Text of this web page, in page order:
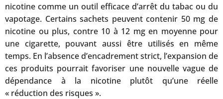
nicotine comme un outil efficace d’arrêt du tabac ou du
vapotage. Certains sachets peuvent contenir 50 mg de
nicotine ou plus, contre 10 à 12 mg en moyenne pour
une cigarette, pouvant aussi être utilisés en même
temps. En l’absence d’encadrement strict, l’expansion de
ces produits pourrait favoriser une nouvelle vague de
dépendance à la nicotine plutôt qu’une réelle
« réduction des risques ».